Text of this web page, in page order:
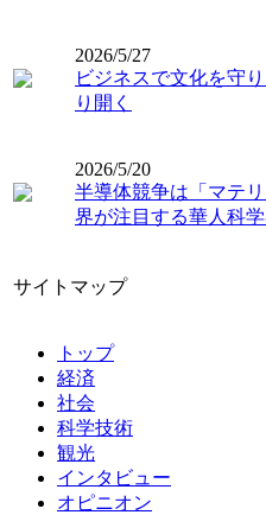
2026/5/27
ビジネスで文化を守
り開く
2026/5/20
半導体競争は「マテ
界が注目する華人科
サイトマップ
トップ
経済
社会
科学技術
観光
インタビュー
オピニオン